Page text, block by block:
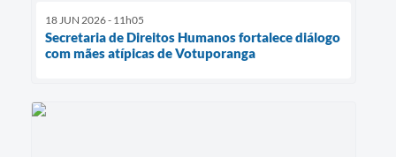
18 JUN 2026 - 11h05
Secretaria de Direitos Humanos fortalece diálogo
com mães atípicas de Votuporanga